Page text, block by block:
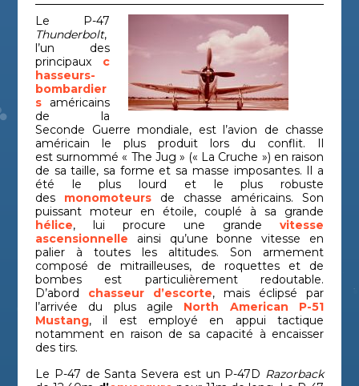
Le P-47
Thunderbolt,
l’un des
principaux c
hasseurs-
bombardier
s américains
de la
Seconde Guerre mondiale, est l’avion de chasse
américain le plus produit lors du conflit. Il
est surnommé « The Jug » (« La Cruche ») en raison
de sa taille, sa forme et sa masse imposantes. Il a
été le plus lourd et le plus robuste
des monomoteurs de chasse américains. Son
puissant moteur en étoile, couplé à sa grande
hélice, lui procure une grande vitesse
ascensionnelle ainsi qu’une bonne vitesse en
palier à toutes les altitudes. Son armement
composé de mitrailleuses, de roquettes et de
bombes est particulièrement redoutable.
D’abord chasseur d’escorte, mais éclipsé par
l’arrivée du plus agile North American P-51
Mustang, il est employé en appui tactique
notamment en raison de sa capacité à encaisser
des tirs.
Le P-47 de Santa Severa est un P-47D Razorback